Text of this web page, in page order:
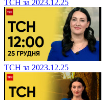
ТСН за 2023.12.25
ТСН за 2023.12.25